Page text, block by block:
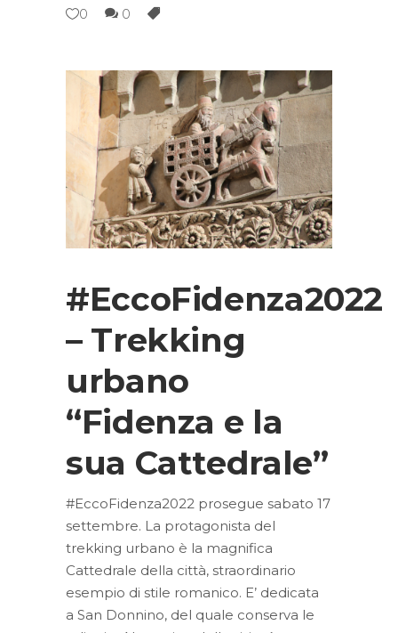
0
0
#EccoFidenza2022
– Trekking
urbano
“Fidenza e la
sua Cattedrale”
#EccoFidenza2022 prosegue sabato 17
settembre. La protagonista del
trekking urbano è la magnifica
Cattedrale della città, straordinario
esempio di stile romanico. E’ dedicata
a San Donnino, del quale conserva le